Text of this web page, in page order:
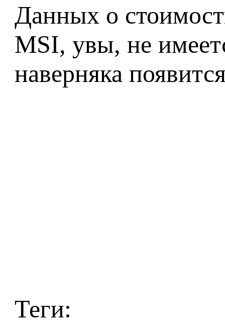
Данных о
MSI, увы, не
наверняка
Теги: